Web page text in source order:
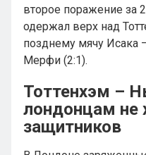
второе поражение за
одержал верх над
позднему мячу Исака
Мерфи (2:1).
Тоттенхэм –
лондонцам не
защитников